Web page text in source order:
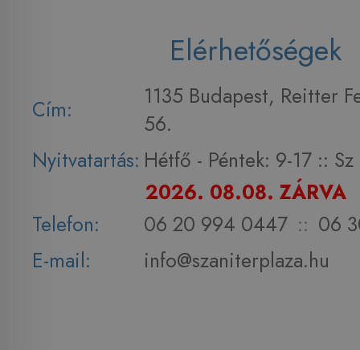
Elérhetőségek
Cím:
1135 Budapest, Reitter
56.
Nyitvatartás: Hétfő - Péntek: 9-17 :: Sz
2026. 08.08. ZÁRVA
Telefon:
06 20 994 0447 :: 06
E-mail:
info@szaniterplaza.hu